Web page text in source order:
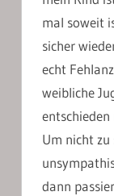
mal soweit
sicher
echt
weibliche
Um nicht zu
dann